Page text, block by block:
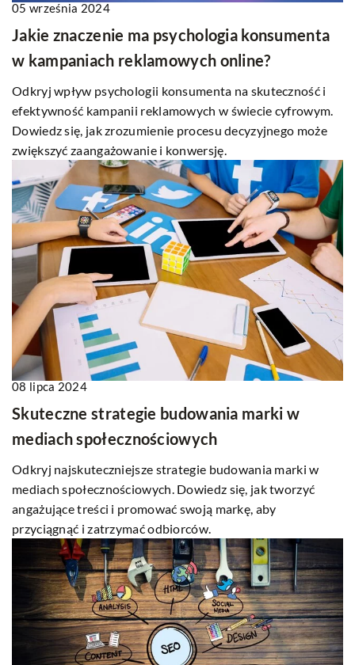
05 września 2024
Jakie znaczenie ma psychologia konsumenta
w kampaniach reklamowych online?
Odkryj wpływ psychologii konsumenta na skuteczność i
efektywność kampanii reklamowych w świecie cyfrowym.
Dowiedz się, jak zrozumienie procesu decyzyjnego może
zwiększyć zaangażowanie i konwersję.
08 lipca 2024
Skuteczne strategie budowania marki w
mediach społecznościowych
Odkryj najskuteczniejsze strategie budowania marki w
mediach społecznościowych. Dowiedz się, jak tworzyć
angażujące treści i promować swoją markę, aby
przyciągnąć i zatrzymać odbiorców.